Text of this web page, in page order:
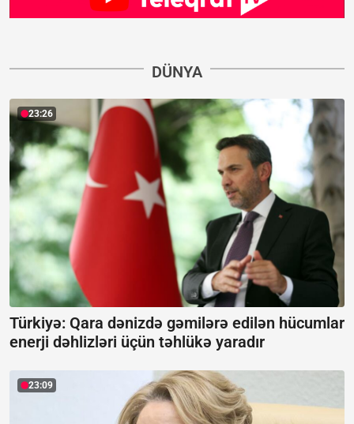
DÜNYA
23:26
Türkiyə: Qara dənizdə gəmilərə edilən hücumlar
enerji dəhlizləri üçün təhlükə yaradır
23:09